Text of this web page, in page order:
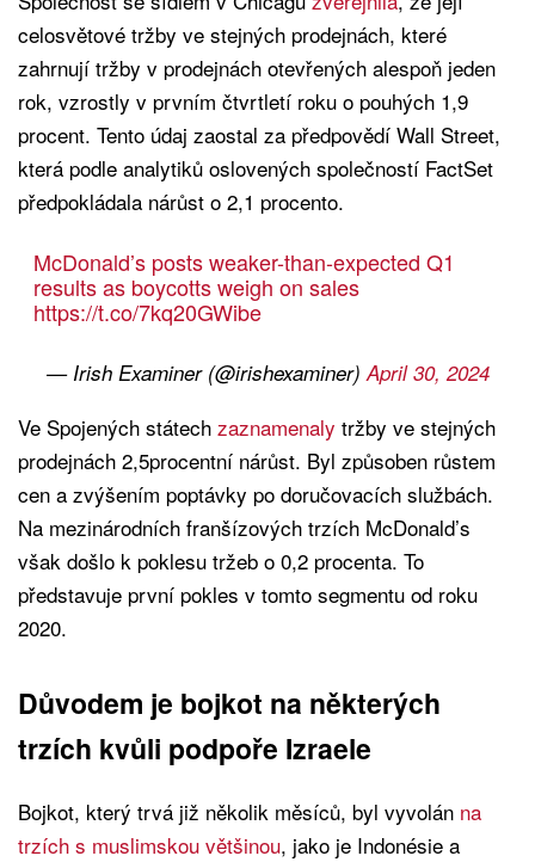
celosvětové tržby ve stejných prodejnách, které
zahrnují tržby v prodejnách otevřených alespoň jeden
rok, vzrostly v prvním čtvrtletí roku o pouhých 1,9
procent. Tento údaj zaostal za předpovědí Wall Street,
která podle analytiků oslovených společností FactSet
předpokládala nárůst o 2,1 procento.
McDonald’s posts weaker-than-expected Q1
results as boycotts weigh on sales
https://t.co/7kq20GWibe
— Irish Examiner (@irishexaminer)April 30, 2024
Ve Spojených státech zaznamenaly tržby ve stejných
prodejnách 2,5procentní nárůst. Byl způsoben růstem
cen a zvýšením poptávky po doručovacích službách.
Na mezinárodních franšízových trzích McDonald’s
však došlo k poklesu tržeb o 0,2 procenta. To
představuje první pokles v tomto segmentu od roku
2020.
Důvodem je bojkot na některých
trzích kvůli podpoře Izraele
Bojkot, který trvá již několik měsíců, byl vyvolán na
trzích s muslimskou většinou, jako je Indonésie a